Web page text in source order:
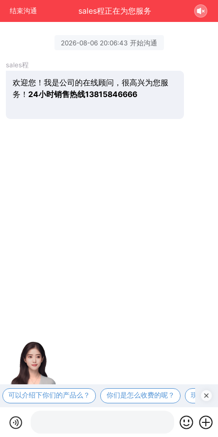
结束沟通 sales程正在为您服务
2026-08-06 20:06:43 开始沟通
sales程
欢迎您！我是公司的在线顾问，很高兴为您服
务！ 24小时销售热线13815846666
可以介绍下你们的产品么？ 你们是怎么收费的呢？ 现在有